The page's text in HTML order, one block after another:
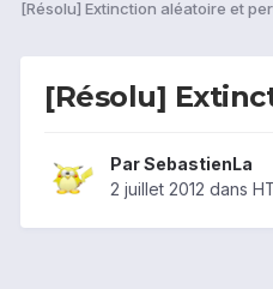
[Résolu] Extinction aléatoire et
[Résolu]
ParSebastienLa
2 juillet 2012 dans